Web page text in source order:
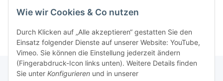
Wie wir Cookies & Co nutzen
Durch Klicken auf „Alle akzeptieren“ gestatten Sie den
Einsatz folgender Dienste auf unserer Website: YouTube,
Vimeo. Sie können die Einstellung jederzeit ändern
(Fingerabdruck-Icon links unten). Weitere Details finden
Sie unter Konfigurieren und in unserer